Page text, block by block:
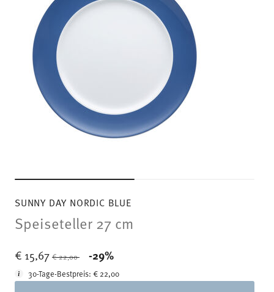
SUNNY DAY NORDIC BLUE
Speiseteller 27 cm
€ 15,67 Price reduced from
€ 22,00 -29%
30-Tage-Bestpreis:€ 22,00